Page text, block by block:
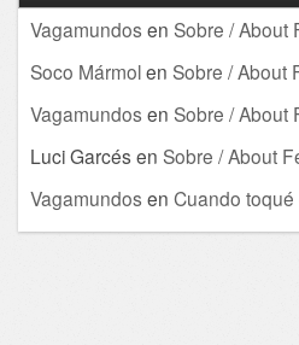
Vagamundos en Sobre / About
Soco Mármolen Sobre / About
Vagamundos en Sobre / About
Luci Garcés en Sobre / About
Vagamundos en Cuando toqué